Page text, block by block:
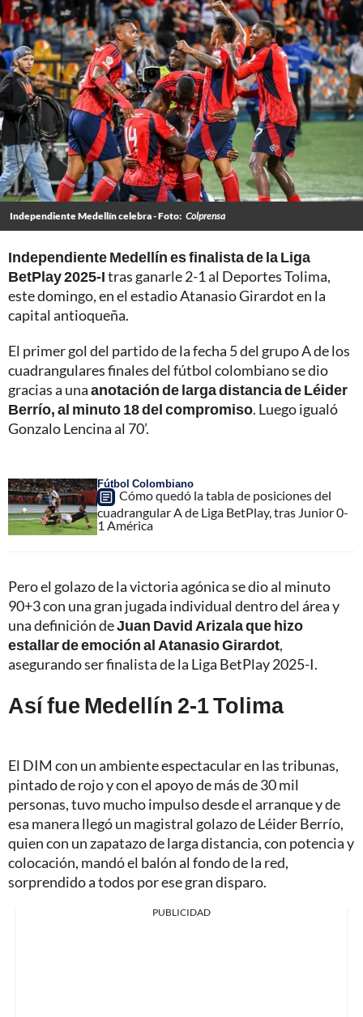
Independiente Medellín celebra - Foto: Colprensa
Independiente Medellín es finalista de la Liga
BetPlay 2025-Itras ganarle 2-1 al Deportes Tolima,
este domingo, en el estadio Atanasio Girardot en la
capital antioqueña.
El primer gol del partido de la fecha 5 del grupo A de los
cuadrangulares finales del fútbol colombiano se dio
gracias a unaanotación de larga distancia de Léider
Berrío, al minuto 18 del compromiso. Luego igualó
Gonzalo Lencina al 70’.
Fútbol Colombiano
Cómo quedó la tabla de posiciones del
cuadrangular A de Liga BetPlay, tras Junior 0-
1 América
Pero el golazo de la victoria agónica se dio al minuto
90+3 con una gran jugada individual dentro del área y
una definición deJuan David Arizala que hizo
estallar de emoción al Atanasio Girardot,
asegurando ser finalista de la Liga BetPlay 2025-I.
Así fue Medellín 2-1 Tolima
El DIM con un ambiente espectacular en las tribunas,
pintado de rojo y con el apoyo de más de 30 mil
personas, tuvo mucho impulso desde el arranque y de
esa manera llegó un magistral golazo de Léider Berrío,
quien con un zapatazo de larga distancia, con potencia y
colocación, mandó el balón al fondo de la red,
sorprendido a todos por ese gran disparo.
PUBLICIDAD